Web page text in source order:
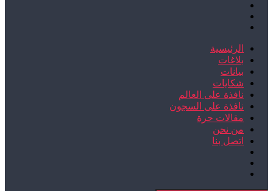
الرئيسية
بلاغات
بيانات
شكايات
نافذة على العالم
نافذة على السجون
مقالات حرة
من نحن
اتصل بنا